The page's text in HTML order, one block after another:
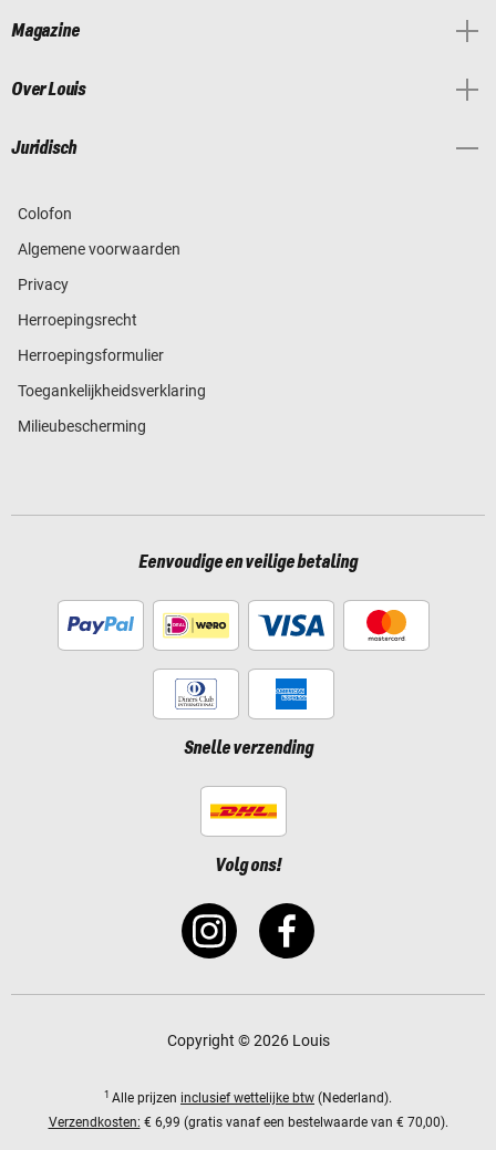
Magazine
Over Louis
Juridisch
Colofon
Algemene voorwaarden
Privacy
Herroepingsrecht
Herroepingsformulier
Toegankelijkheidsverklaring
Milieubescherming
Eenvoudige en veilige betaling
Snelle verzending
Volg ons!
Copyright © 2026 Louis
1 Alle prijzen inclusief wettelijke btw (Nederland).
Verzendkosten: € 6,99 (gratis vanaf een bestelwaarde van € 70,00).